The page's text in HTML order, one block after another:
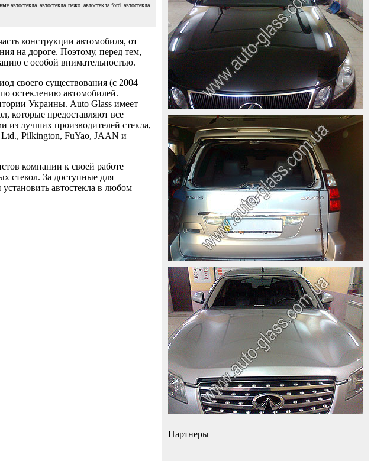
автостекла автостекла пежо автостекла ford автостекла
конструкции автомобиля, от
на дороге. Поэтому, перед тем,
с особой внимательностью.
своего существования (с 2004
остеклению автомобилей.
Украины. Auto Glass имеет
которые предоставляют все
из лучших производителей стекла,
Ltd., Pilkington, FuYao, JAAN и
компании к своей работе
стекол. За доступные для
автостекла в любом
Партнеры